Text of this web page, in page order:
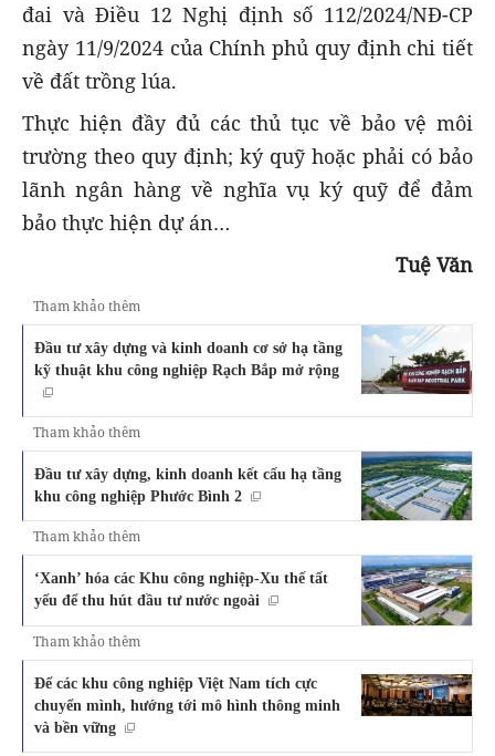
đai và Điều 12 Nghị định số 112/2024/NĐ-CP
ngày 11/9/2024 của Chính phủ quy định chi tiết
về đất trồng lúa.
Thực hiện đầy đủ các thủ tục về bảo vệ môi
trường theo quy định; ký quỹ hoặc phải có bảo
lãnh ngân hàng về nghĩa vụ ký quỹ để đảm
bảo thực hiện dự án…
Tuệ Văn
Tham khảo thêm
Đầu tư xây dựng và kinh doanh cơ sở hạ tầng
kỹ thuật khu công nghiệp Rạch Bắp mở rộng
Tham khảo thêm
Đầu tư xây dựng, kinh doanh kết cấu hạ tầng
khu công nghiệp Phước Bình 2
Tham khảo thêm
‘Xanh’ hóa các Khu công nghiệp-Xu thế tất
yếu để thu hút đầu tư nước ngoài
Tham khảo thêm
Để các khu công nghiệp Việt Nam tích cực
chuyển mình, hướng tới mô hình thông minh
và bền vững